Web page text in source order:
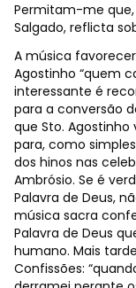
Permitam-me que,
Salgado, reflicta
A música
Agostinho “quem
interessante é
para a conversão
que Sto. Agostinho
para, como
dos hinos nas
Ambrósio. Se é
Palavra de Deus,
música sacra
Palavra de Deus
humano. Mais
Confissões: